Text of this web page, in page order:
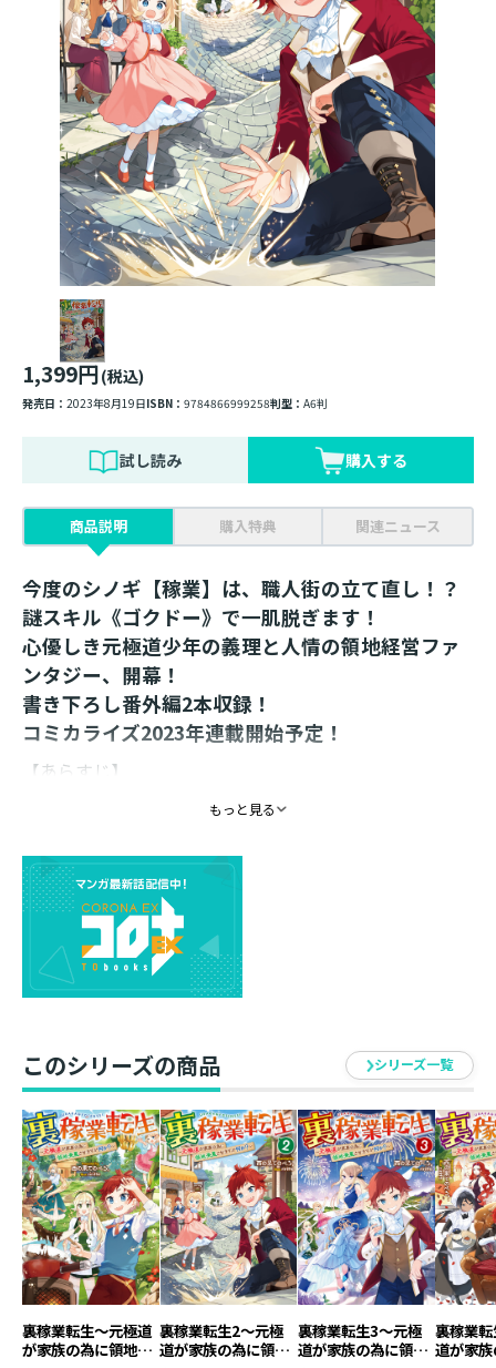
1,399円(税込)
発売日： 2023年8月19日ISBN： 9784866999258判型： A6判
試し読み 購入する
商品説明 購入特典 関連ニュース
今度のシノギ【稼業】は、職人街の立て直し！？
謎スキル《ゴクドー》で一肌脱ぎます！
心優しき元極道少年の義理と人情の領地経営ファ
ンタジー、開幕！
書き下ろし番外編2本収録！
コミカライズ2023年連載開始予定！
【あらすじ】
新たなシノギ【稼業】の商業ビルを無事オープンさせた
転生少年・リューは、満を持して学園生活を開始。相変
わらず、貴族の同級生に商品のホワイトチョコやリゴー
飴を売り込んだり、カタギ【家族】を貶めるチンピラと
決闘したりと、一家のさらなる発展のために東奔西走し
ていた。その評判は王家にも届き、若干12歳で爵位を授
与された上、王族管轄の土地まで譲り受けることに。早
《ゴクドー》スキルを活かして家族同然の信頼関係を築
いた職人たちと結託し、街を立て直そうとするのだ
が……？
元極道少年の義理と人情の領地経営ファンタジー、第二
弾！
著者について
●西の果てのぺろ。
西の果て、長崎県在住。投稿サイト・カクヨム様を中心
に執筆中。読者様の温かいコメントに日々救われている
ガラスのハートを持った人です。
もっと見る
このシリーズの商品 シリーズ一覧
裏稼業転生～元極道
が家族の為に領地発
裏稼業転生2～元極
道が家族の為に領地
裏稼業転生3～元極
道が家族の為に領地
裏稼業
道が家